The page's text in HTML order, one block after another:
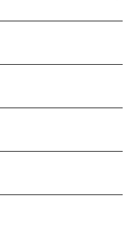
更年期ケア）